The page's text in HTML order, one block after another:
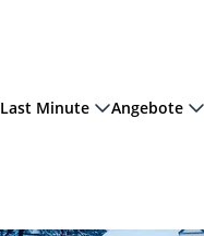
Last Minute Angebote